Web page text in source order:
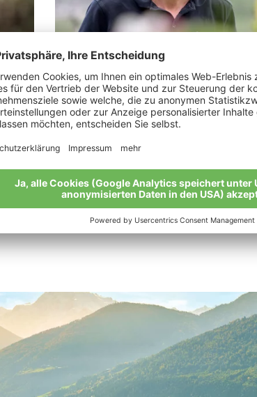
Pinzger Martin
“Die Äpfel. Ein Naturtalent.”
Meine Geschichte
Alle Bio-Bauern im Überblick